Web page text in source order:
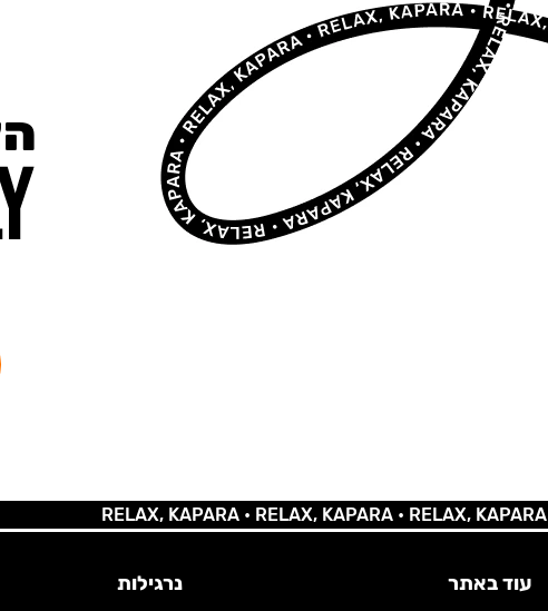
RELAX, KAPARA •RELAX, KAPARA •RELAX, KAPARA •
עוד באתר נרגילות